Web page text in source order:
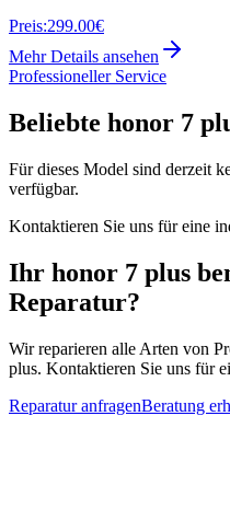
Preis:299.00€
Mehr Details ansehen
Professioneller Service
Beliebte honor 7
Für dieses Model sind derzeit
verfügbar.
Kontaktieren Sie uns für eine
Ihr honor 7 plus
Reparatur?
Wir reparieren alle Arten von
plus. Kontaktieren Sie uns für
Reparatur anfragenBeratung